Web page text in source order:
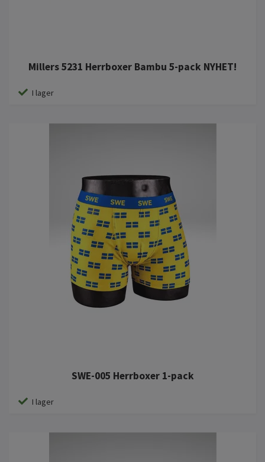
Millers 5231 Herrboxer Bambu 5-pack NYHET!
I lager
SWE-005 Herrboxer 1-pack
I lager